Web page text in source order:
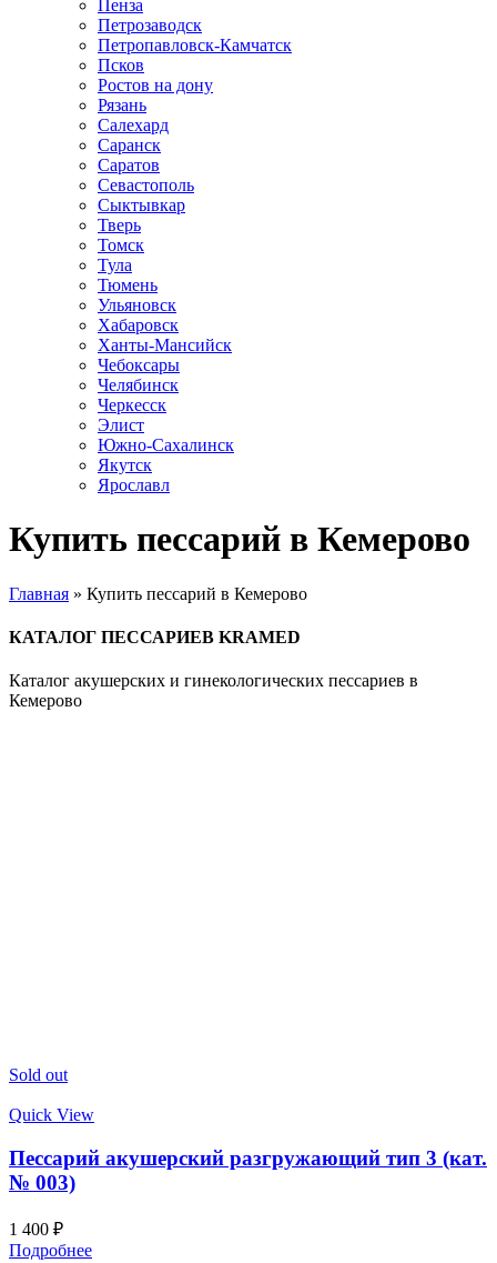
Пенза
Петрозаводск
Петропавловск-Камчатск
Псков
Ростов на дону
Рязань
Салехард
Саранск
Саратов
Севастополь
Сыктывкар
Тверь
Томск
Тула
Тюмень
Ульяновск
Хабаровск
Ханты-Мансийск
Чебоксары
Челябинск
Черкесск
Элист
Южно-Сахалинск
Якутск
Ярославл
Купить пессарий в Кемерово
Главная » Купить пессарий в Кемерово
КАТАЛОГ ПЕССАРИЕВ KRAMED
Каталог акушерских и гинекологических пессариев в
Кемерово
Sold out
Quick View
Пессарий акушерский разгружающий тип 3 (кат.
№ 003)
1 400 ₽
Подробнее